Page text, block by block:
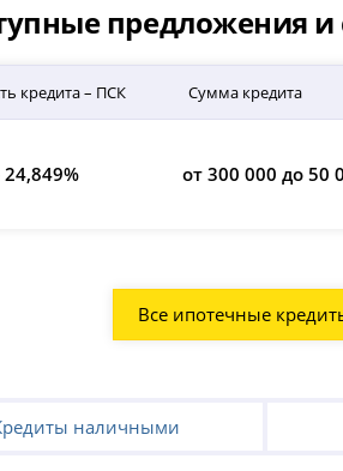
предложения
кредита – ПСК Сумма кредита
от 300 000 до 50
Все ипотечные
наличными